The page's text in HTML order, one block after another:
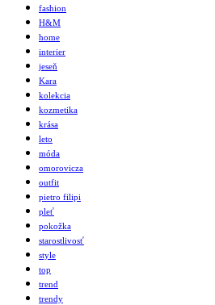
fashion
H&M
home
interier
jeseň
Kara
kolekcia
kozmetika
krása
leto
móda
omorovicza
outfit
pietro filipi
pleť
pokožka
starostlivosť
style
top
trend
trendy